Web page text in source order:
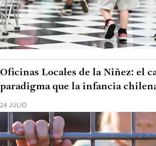
24 JULIO
Oficinas Locales de la Niñez: el
paradigma que la infancia